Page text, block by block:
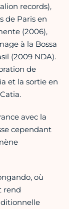
records),
de Paris en
(2006),
à la Bossa
(2009 NDA).
de
et la sortie en
avec la
cependant
où
rend